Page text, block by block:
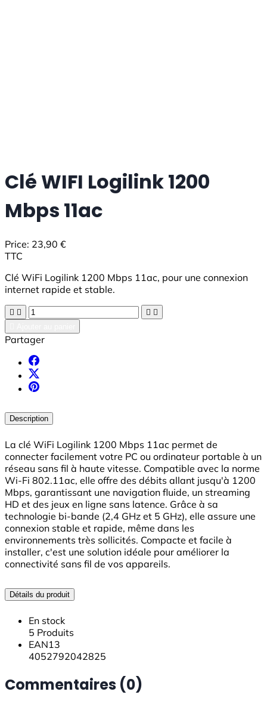
Clé WIFI Logilink 1200
Mbps 11ac
Price: 23,90 €
TTC
Clé WiFi Logilink 1200 Mbps 11ac, pour une connexion
internet rapide et stable.
   
Partager
Description
La clé WiFi Logilink 1200 Mbps 11ac permet de
connecter facilement votre PC ou ordinateur portable à un
réseau sans fil à haute vitesse. Compatible avec la norme
Wi-Fi 802.11ac, elle offre des débits allant jusqu'à 1200
Mbps, garantissant une navigation fluide, un streaming
HD et des jeux en ligne sans latence. Grâce à sa
technologie bi-bande (2,4 GHz et 5 GHz), elle assure une
connexion stable et rapide, même dans les
environnements très sollicités. Compacte et facile à
installer, c'est une solution idéale pour améliorer la
connectivité sans fil de vos appareils.
Détails du produit
En stock
5 Produits
EAN13
4052792042825
Commentaires (0)